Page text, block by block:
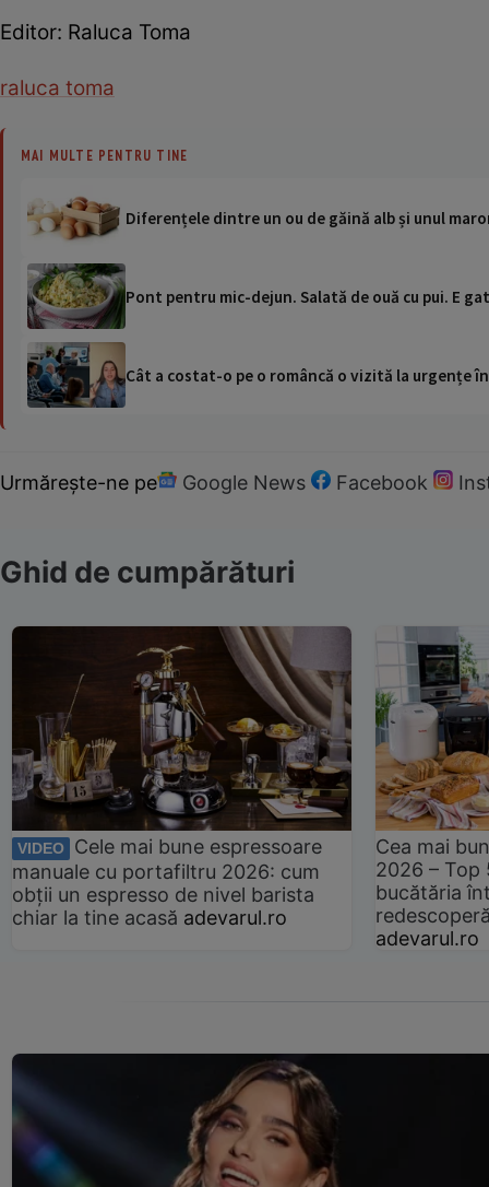
Editor: Raluca Toma
raluca toma
MAI MULTE PENTRU TINE
Diferențele dintre un ou de găină alb și unul
Pont pentru mic-dejun. Salată de ouă cu pui. E
Cât a costat-o pe o româncă o vizită la urgențe
Urmărește-ne pe Google News Facebook
Ghid de cumpărături
VIDEO
Cele mai bune espressoare
manuale cu portafiltru 2026: cum
obții un espresso de nivel barista
chiar la tine acasă adevarul.ro
Cea mai
2026 –
bucătăria
adevarul.ro